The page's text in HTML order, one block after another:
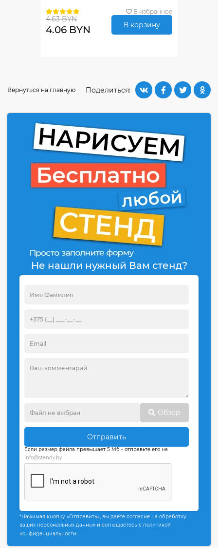
В избранное
4.63 BYN
4.06 BYN В корзину
Поделиться:
Вернуться на главную
Не нашли нужный Вам стенд?
Обзор
Отправить
Если размер файла превышает 5 Мб - отправьте его на
info@stendy.by
*Нажимая кнопку «Отправить», вы даете согласие на обработку
ваших персональных данных и соглашаетесь с политикой
конфиденциальности